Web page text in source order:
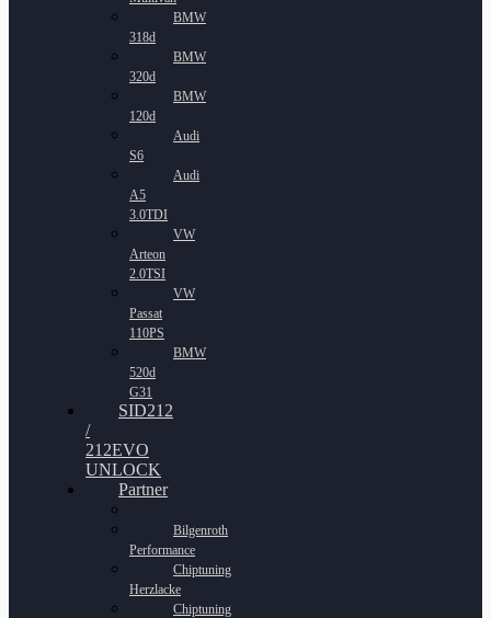
BMW
318d
BMW
320d
BMW
120d
Audi
S6
Audi
A5
3.0TDI
VW
Arteon
2.0TSI
VW
Passat
110PS
BMW
520d
G31
SID212
/
212EVO
UNLOCK
Partner
Bilgenroth
Performance
Chiptuning
Herzlacke
Chiptuning